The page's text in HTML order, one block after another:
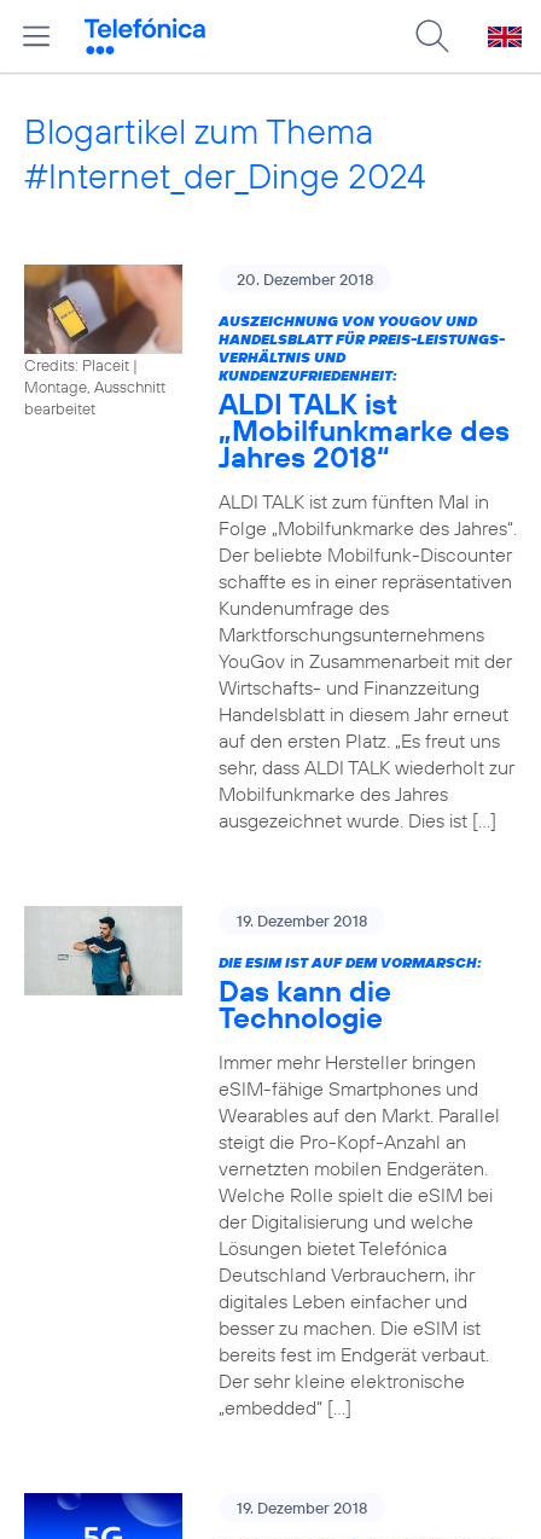
Blogartikel zum Thema
#Internet_der_Dinge 2024
Credits: Placeit |
Montage, Ausschnitt
bearbeitet
20. Dezember 2018
AUSZEICHNUNG VON YOUGOV UND
HANDELSBLATT FÜR PREIS-LEISTUNGS-
VERHÄLTNIS UND
KUNDENZUFRIEDENHEIT:
ALDI TALK ist
„Mobilfunkmarke des
Jahres 2018“
ALDI TALK ist zum fünften Mal in
Folge „Mobilfunkmarke des Jahres“.
Der beliebte Mobilfunk-Discounter
schaffte es in einer repräsentativen
Kundenumfrage des
Marktforschungsunternehmens
YouGov in Zusammenarbeit mit der
Wirtschafts- und Finanzzeitung
Handelsblatt in diesem Jahr erneut
auf den ersten Platz. „Es freut uns
sehr, dass ALDI TALK wiederholt zur
Mobilfunkmarke des Jahres
ausgezeichnet wurde. Dies ist […]
19. Dezember 2018
DIE ESIM IST AUF DEM VORMARSCH:
Das kann die
Technologie
Immer mehr Hersteller bringen
eSIM-fähige Smartphones und
Wearables auf den Markt. Parallel
steigt die Pro-Kopf-Anzahl an
vernetzten mobilen Endgeräten.
Welche Rolle spielt die eSIM bei
der Digitalisierung und welche
Lösungen bietet Telefónica
Deutschland Verbrauchern, ihr
digitales Leben einfacher und
besser zu machen. Die eSIM ist
bereits fest im Endgerät verbaut.
Der sehr kleine elektronische
„embedded“ […]
19. Dezember 2018